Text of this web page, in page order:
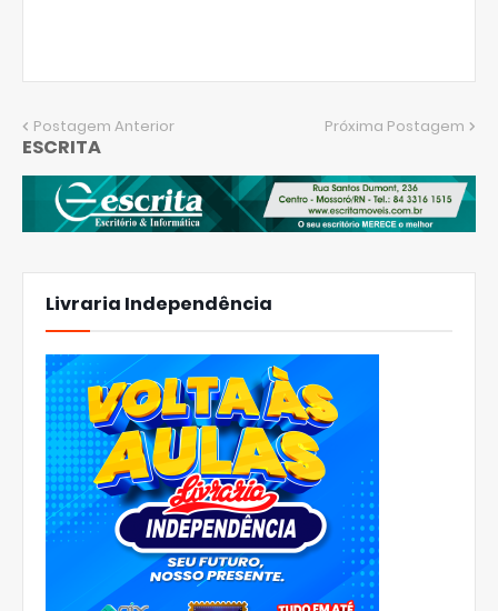
Postagem Anterior Próxima Postagem
ESCRITA
Livraria Independência